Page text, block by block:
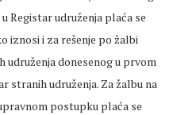
Registar udruženja plaća se
iznosi i za rešenje po žalbi
donesenog u prvom
stranih udruženja. Za žalbu na
postupku plaća se